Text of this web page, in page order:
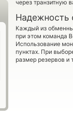
через транзитную
Надежность
Каждый из
при этом команда
Использование
пунктах. При
размер резервов и